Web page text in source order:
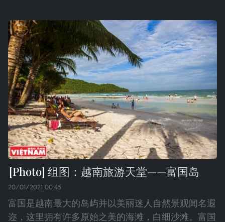
组图：越南旅游天堂——富国岛
20/01/2021 00:45
富国是越南最大的岛屿并以美丽迷人自然景观闻名遐
迩，这里拥有许多原始之美的海滩，白细沙滩。富国